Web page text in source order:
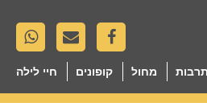
תרבות מחול קופונים חיי לילה